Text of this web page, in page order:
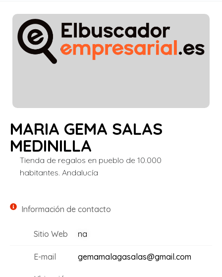
MARIA GEMA SALAS
MEDINILLA
Tienda de regalos en pueblo de 10.000
habitantes. Andalucía
Información de contacto
Sitio Web na
E-mail gemamalagasalas@gmail.com